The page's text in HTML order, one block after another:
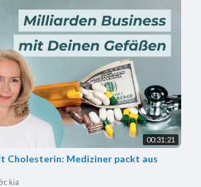
00:31:21
Cholesterin: Mediziner packt aus
kia